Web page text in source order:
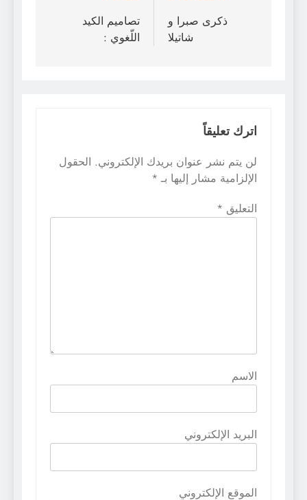
المقالات
ذكرى صبرا و
شاتيلا
تصاميم الكيد
اللّغوي :
اترك تعليقاً
لن يتم نشر عنوان بريدك الإلكتروني. الحقول
الإلزامية مشار إليها بـ *
التعليق *
الاسم
البريد الإلكتروني
الموقع الإلكتروني